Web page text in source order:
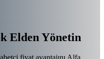
Elden Yönetin